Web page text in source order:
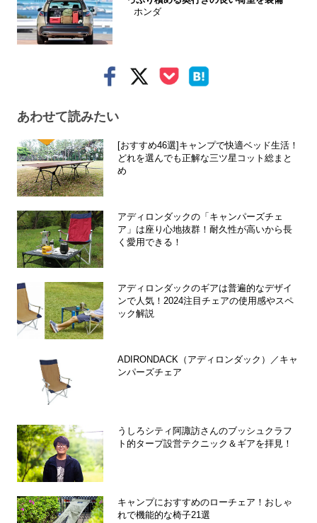
ホンダ
あわせて読みたい
[おすすめ46選]キャンプで快適ベッド生活！
どれを選んでも正解な三ツ星コット総まと
め
アディロンダックの「キャンパーズチェ
ア」は座り心地抜群！耐久性が高いから長
く愛用できる！
アディロンダックのギアは普遍的なデザイ
ンで人気！2024注目チェアの使用感やスペ
ック解説
ADIRONDACK（アディロンダック）／キャ
ンパーズチェア
うしろシティ阿諏訪さんのブッシュクラフ
ト的タープ設営テクニック＆ギアを拝見！
キャンプにおすすめのローチェア！おしゃ
れで機能的な椅子21選